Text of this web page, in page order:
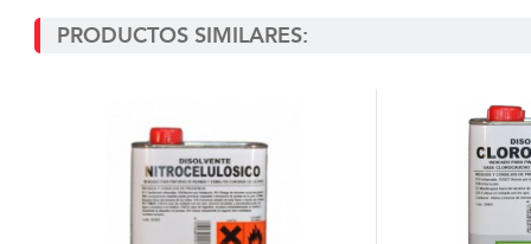
PRODUCTOS SIMILARES: